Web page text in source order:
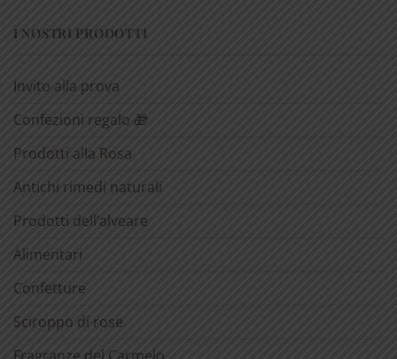
I NOSTRI PRODOTTI
Invito alla prova
Confezioni regalo 🎁
Prodotti alla Rosa
Antichi rimedi naturali
Prodotti dell’alveare
Alimentari
Confetture
Sciroppo di rose